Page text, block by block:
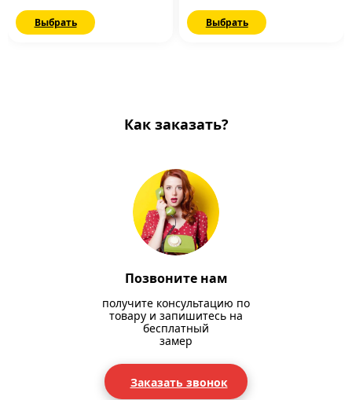
Выбрать Выбрать
Как заказать?
Позвоните нам
получите консультацию по
товару и запишитесь на
бесплатный
замер
Заказать звонок